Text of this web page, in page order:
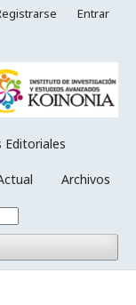
Editoriales
Archivos
Entrar